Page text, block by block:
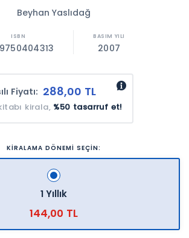
Beyhan Yaslıdağ
2007
Fiyatı: 288,00 TL
kirala, %50 tasarruf et!
KİRALAMA DÖNEMİ SEÇİN:
1 Yıllık
144,00 TL